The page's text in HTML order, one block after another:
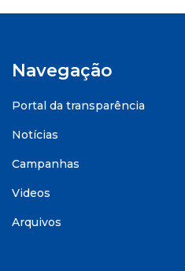
Navegação
Portal da transparência
Notícias
Campanhas
Videos
Arquivos